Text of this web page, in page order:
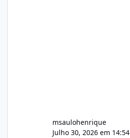
msaulohenrique
Julho 30, 2026 em 14:54